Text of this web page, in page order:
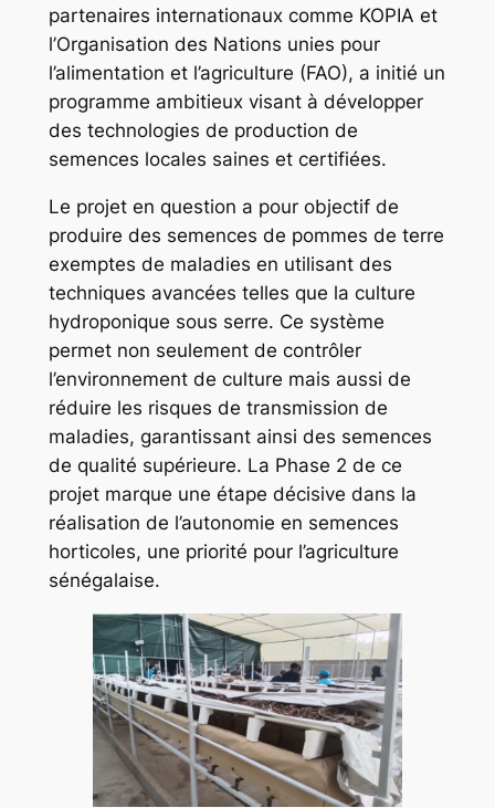
partenaires internationaux comme KOPIA et
l’Organisation des Nations unies pour
l’alimentation et l’agriculture (FAO), a initié un
programme ambitieux visant à développer
des technologies de production de
semences locales saines et certifiées.
Le projet en question a pour objectif de
produire des semences de pommes de terre
exemptes de maladies en utilisant des
techniques avancées telles que la culture
hydroponique sous serre. Ce système
permet non seulement de contrôler
l’environnement de culture mais aussi de
réduire les risques de transmission de
maladies, garantissant ainsi des semences
de qualité supérieure. La Phase 2 de ce
projet marque une étape décisive dans la
réalisation de l’autonomie en semences
horticoles, une priorité pour l’agriculture
sénégalaise.